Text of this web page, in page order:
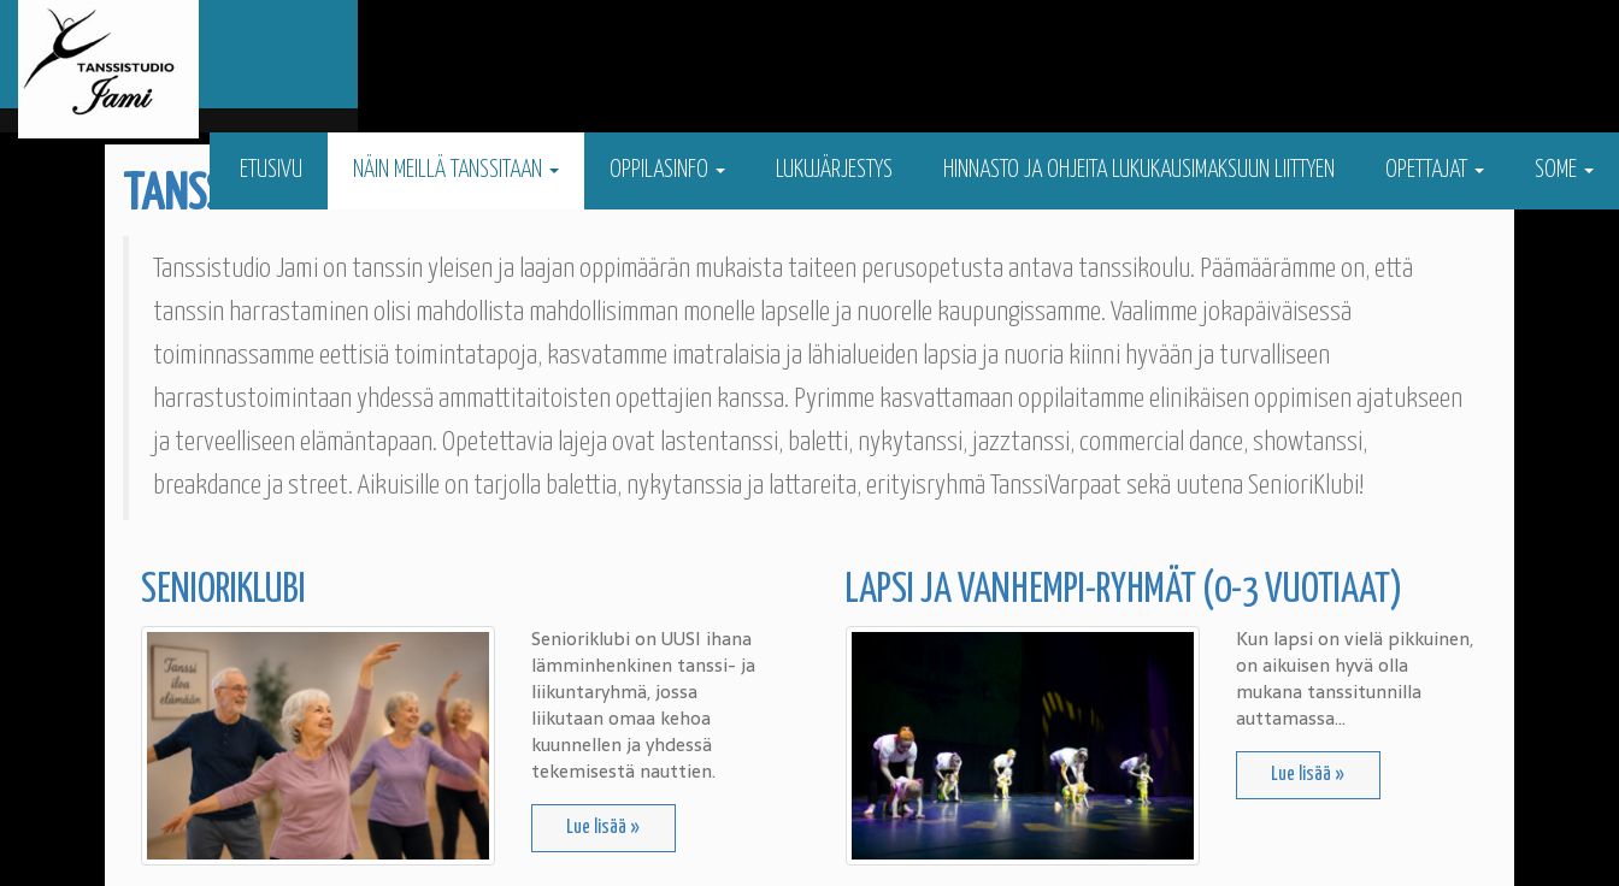
ETUSIVU NÄIN MEILLÄ TANSSITAAN OPPILASINFO LUKUJÄRJESTYS HINNASTO JA OHJEITA LUKUKAUSIMAKSUUN LIITTYEN OPETTAJAT SOME
TANSSILAJIT
Tanssistudio Jami on tanssin yleisen ja laajan oppimäärän mukaista taiteen perusopetusta antava tanssikoulu. Päämäärämme on, että
tanssin harrastaminen olisi mahdollista mahdollisimman monelle lapselle ja nuorelle kaupungissamme. Vaalimme jokapäiväisessä
toiminnassamme eettisiä toimintatapoja, kasvatamme imatralaisia ja lähialueiden lapsia ja nuoria kiinni hyvään ja turvalliseen
harrastustoimintaan yhdessä ammattitaitoisten opettajien kanssa. Pyrimme kasvattamaan oppilaitamme elinikäisen oppimisen ajatukseen
ja terveelliseen elämäntapaan. Opetettavia lajeja ovat lastentanssi, baletti, nykytanssi, jazztanssi, commercial dance, showtanssi,
breakdance ja street. Aikuisille on tarjolla balettia, nykytanssia ja lattareita, erityisryhmä TanssiVarpaat sekä uutena SenioriKlubi!
SENIORIKLUBI
Senioriklubi on UUSI ihana
lämminhenkinen tanssi- ja
liikuntaryhmä, jossa
liikutaan omaa kehoa
kuunnellen ja yhdessä
tekemisestä nauttien.
Lue lisää »
LAPSI JA VANHEMPI-RYHMÄT (0-3 VUOTIAAT)
Kun lapsi on vielä pikkuinen,
on aikuisen hyvä olla
mukana tanssitunnilla
auttamassa…
Lue lisää »